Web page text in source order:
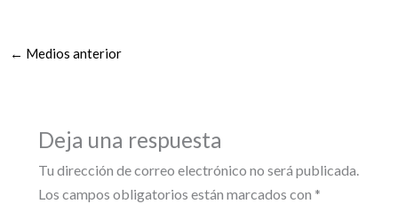
← Medios anterior
Deja una respuesta
Tu dirección de correo electrónico no será publicada.
Los campos obligatorios están marcados con *